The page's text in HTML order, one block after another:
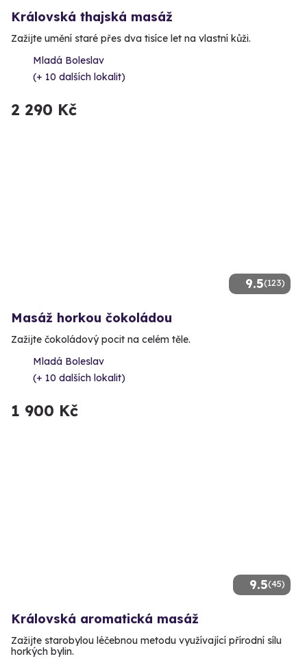
Královská thajská masáž
Zažijte umění staré přes dva tisíce let na vlastní kůži.
Mladá Boleslav
(+ 10 dalších lokalit)
2 290 Kč
9.5(123)
Masáž horkou čokoládou
Zažijte čokoládový pocit na celém těle.
Mladá Boleslav
(+ 10 dalších lokalit)
1 900 Kč
9.5(45)
Královská aromatická masáž
Zažijte starobylou léčebnou metodu využívající přírodní sílu
horkých bylin.